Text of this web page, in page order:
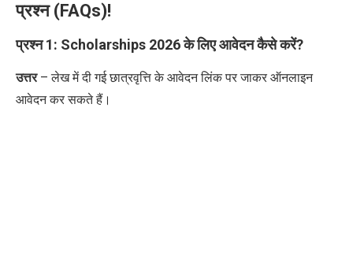
प्रश्न (FAQs)!
प्रश्न1: Scholarships 2026के लिए आवेदन कैसे करें?
उत्तर– लेख में दी गई छात्रवृत्ति के आवेदन लिंक पर जाकर ऑनलाइन
आवेदन कर सकते हैं।